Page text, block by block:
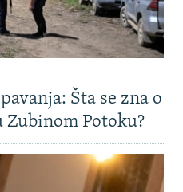
Šta se zna o
Potoku?